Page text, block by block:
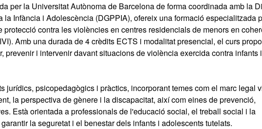
per la Universitat Autònoma de Barcelona de forma coordinada amb la
la Infància i Adolescència (DGPPIA), ofereix una formació especialitzada
contra les violències en centres residencials de menors en
Amb una durada de 4 crèdits ECTS i modalitat presencial, el curs
prevenir i intervenir davant situacions de violència exercida contra infants i
jurídics, psicopedagògics i pràctics, incorporant temes com el marc legal
la perspectiva de gènere i la discapacitat, així com eines de prevenció,
Està orientada a professionals de l'educació social, el treball social i la
la seguretat i el benestar dels infants i adolescents tutelats.